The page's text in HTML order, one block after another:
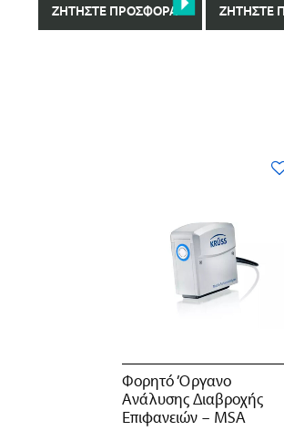
ΖΗΤΉΣΤΕ ΠΡΟΣΦΟΡΆ ΖΗΤΉΣΤΕ
Φορητό Όργανο
Ανάλυσης Διαβροχής
Επιφανειών – MSA